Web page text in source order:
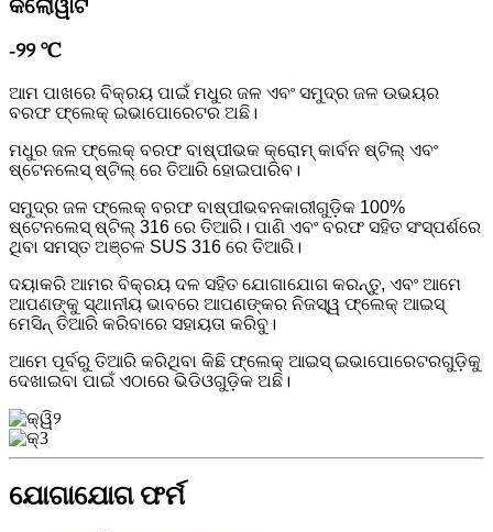
କିଲୋୱାଟ
-୨୨ ℃
ଆମ ପାଖରେ ବିକ୍ରୟ ପାଇଁ ମଧୁର ଜଳ ଏବଂ ସମୁଦ୍ର ଜଳ ଉଭୟର
ବରଫ ଫ୍ଲେକ୍ ଇଭାପୋରେଟର ଅଛି।
ମଧୁର ଜଳ ଫ୍ଲେକ୍ ବରଫ ବାଷ୍ପୀଭକ କ୍ରୋମ୍ କାର୍ବନ ଷ୍ଟିଲ୍ ଏବଂ
ଷ୍ଟେନଲେସ୍ ଷ୍ଟିଲ୍ ରେ ତିଆରି ହୋଇପାରିବ।
ସମୁଦ୍ର ଜଳ ଫ୍ଲେକ୍ ବରଫ ବାଷ୍ପୀଭବନକାରୀଗୁଡ଼ିକ 100%
ଷ୍ଟେନଲେସ୍ ଷ୍ଟିଲ୍ 316 ରେ ତିଆରି। ପାଣି ଏବଂ ବରଫ ସହିତ ସଂସ୍ପର୍ଶରେ
ଥିବା ସମସ୍ତ ଅଞ୍ଚଳ SUS 316 ରେ ତିଆରି।
ଦୟାକରି ଆମର ବିକ୍ରୟ ଦଳ ସହିତ ଯୋଗାଯୋଗ କରନ୍ତୁ, ଏବଂ ଆମେ
ଆପଣଙ୍କୁ ସ୍ଥାନୀୟ ଭାବରେ ଆପଣଙ୍କର ନିଜସ୍ୱ ଫ୍ଲେକ୍ ଆଇସ୍
ମେସିନ୍ ତିଆରି କରିବାରେ ସହାୟତା କରିବୁ।
ଆମେ ପୂର୍ବରୁ ତିଆରି କରିଥିବା କିଛି ଫ୍ଲେକ୍ ଆଇସ୍ ଇଭାପୋରେଟରଗୁଡ଼ିକୁ
ଦେଖାଇବା ପାଇଁ ଏଠାରେ ଭିଡିଓଗୁଡ଼ିକ ଅଛି।
ଯୋଗାଯୋଗ ଫର୍ମ